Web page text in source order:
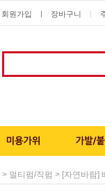
회원가입 ㅣ 장바구니
> 멀티펌/직펌 > [자연바람]